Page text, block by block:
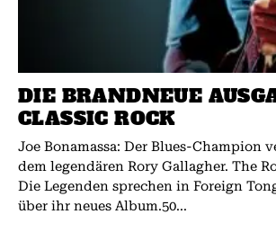
DIE BRANDNEUE
CLASSIC ROCK
Joe Bonamassa: Der Blues-Champion
dem legendären Rory Gallagher. The Rolling Stones:
Die Legenden sprechen in Foreign
über ihr neues Album.50...